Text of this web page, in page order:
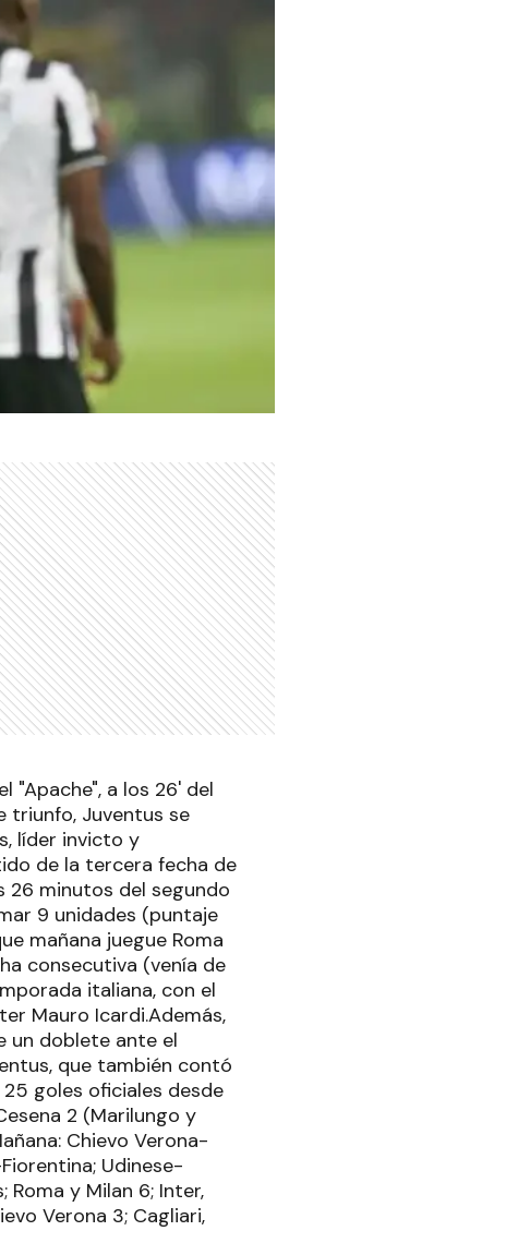
"Apache", a los 26' del
triunfo, Juventus se
líder invicto y
de la tercera fecha de
26 minutos del segundo
9 unidades (puntaje
mañana juegue Roma
consecutiva (venía de
italiana, con el
Mauro Icardi.Además,
un doblete ante el
que también contó
goles oficiales desde
2 (Marilungo y
Chievo Verona-
Udinese-
y Milan 6; Inter,
Verona 3; Cagliari,